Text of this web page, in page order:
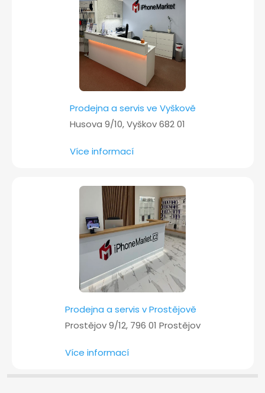
Prodejna a servis ve Vyškově
Husova 9/10, Vyškov 682 01
Více informací
Prodejna a servis v Prostějově
Prostějov 9/12, 796 01 Prostějov
Více informací